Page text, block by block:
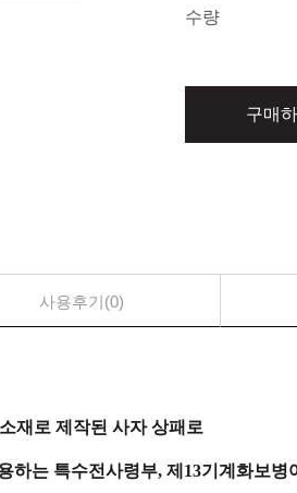
수량
구매하
사용후기(0)
재로 제작된 사자 상패로
하는 특수전사령부, 제13기계화보병